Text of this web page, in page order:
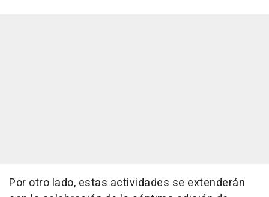
Por otro lado, estas actividades se extenderán